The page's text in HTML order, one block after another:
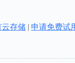
存储 | 申请免费试